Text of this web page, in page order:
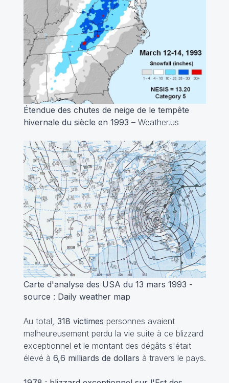
Étendue des chutes de neige de le tempête
hivernale du siècle en 1993 – Weather.us
Carte d'analyse des USA du 13 mars 1993 -
source : Daily weather map
Au total, 318 victimes personnes avaient
malheureusement perdu la vie suite à ce blizzard
exceptionnel et le montant des dégâts s'était
élevé à 6,6 milliards de dollars à travers le pays.